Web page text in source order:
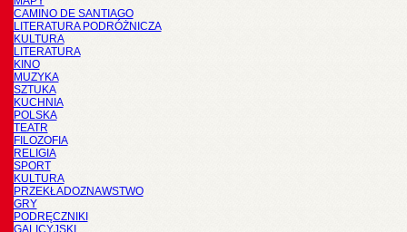
CAMINO DE SANTIAGO
LITERATURA PODRÓŻNICZA
KULTURA
LITERATURA
KINO
MUZYKA
SZTUKA
KUCHNIA
POLSKA
TEATR
FILOZOFIA
RELIGIA
SPORT
KULTURA
PRZEKŁADOZNAWSTWO
GRY
PODRĘCZNIKI
GALICYJSKI